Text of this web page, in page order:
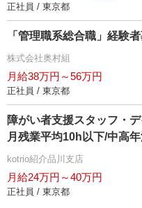
正社員 / 東京都
「管理職系総合職」経験
株式会社奥村組
月給38万円～56万円
正社員 / 東京都
障がい者支援スタッフ・
月残業平均10h以下/中高
kotrio紹介品川支店
月給24万円～40万円
正社員 / 東京都